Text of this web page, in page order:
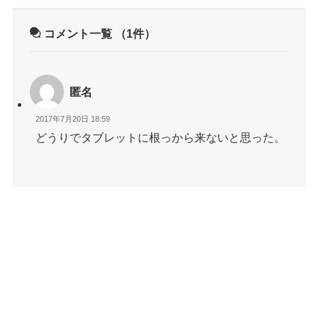
コメント一覧 （1件）
匿名
2017年7月20日 18:59
どうりでタブレットに根っから来ないと思った。